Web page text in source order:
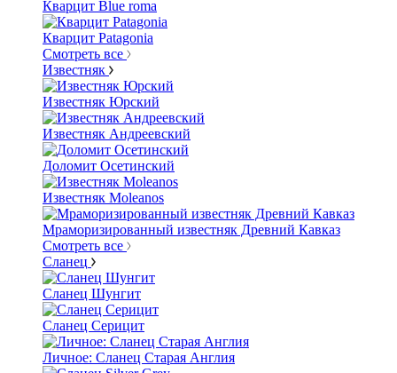
Кварцит Blue roma
Кварцит Patagonia
Смотреть все
Известняк
Известняк Юрский
Известняк Андреевский
Доломит Осетинский
Известняк Moleanos
Мраморизированный известняк Древний Кавказ
Смотреть все
Сланец
Сланец Шунгит
Сланец Серицит
Личное: Сланец Старая Англия